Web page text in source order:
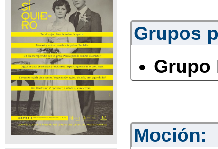
Grupos
Grupo
Moción: